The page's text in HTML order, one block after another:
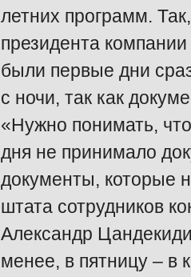
летних программ.
президента
были первые дни
с ночи, так как
«Нужно понимать,
дня не принимало
документы, которые
штата сотрудников
Александр
менее, в пятницу – в